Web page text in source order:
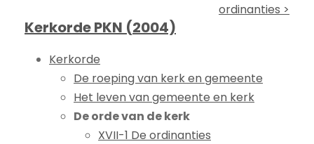
ordinanties >
Kerkorde PKN (2004)
Kerkorde
De roeping van kerk en gemeente
Het leven van gemeente en kerk
De orde van de kerk
XVII-1 De ordinanties